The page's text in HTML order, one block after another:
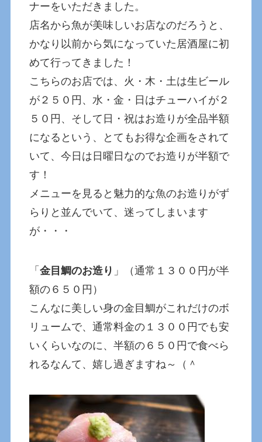
ナーをいただきました。
店名から魚が美味しいお店なのだろうと、
かなり以前から気になっていた居酒屋に初
めて行ってきました！
こちらのお店では、火・木・土は生ビール
が２５０円、水・金・日はチューハイが２
５０円、そして日・祝はお造りが全品半額
になるという、とてもお得な企画をされて
いて、今日は日曜日なのでお造りが半額で
す！
メニューを見ると魅力的な魚のお造りがず
らりと並んでいて、迷ってしまいます
が・・・
「金目鯛のお造り 」（通常１３００円が半
額の６５０円）
こんなに美しい身の金目鯛がこれだけのボ
リュームで、通常料金の１３００円でも安
いくらいなのに、半額の６５０円で食べら
れるなんて、嬉し過ぎますね～（＾